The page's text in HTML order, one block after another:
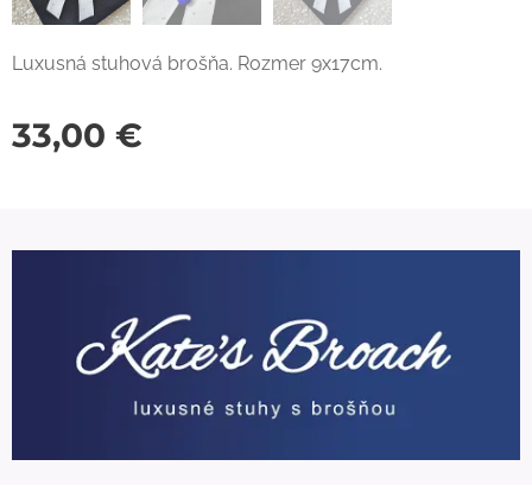
Luxusná stuhová brošňa. Rozmer 9x17cm.
33,00 €